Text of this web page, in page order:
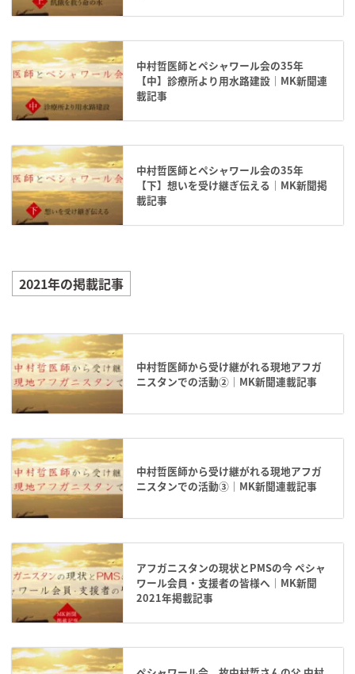
中村哲医師とペシャワール会の35年
【中】診療所より用水路建設｜MK新聞連
載記事
中村哲医師とペシャワール会の35年
【下】想いを受け継ぎ伝える｜MK新聞掲
載記事
2021年の掲載記事
中村哲医師から受け継がれる現地アフガ
ニスタンでの活動②｜MK新聞連載記事
中村哲医師から受け継がれる現地アフガ
ニスタンでの活動③｜MK新聞連載記事
アフガニスタンの現状とPMSの今 ペシャ
ワール会員・支援者の皆様へ｜MK新聞
2021年掲載記事